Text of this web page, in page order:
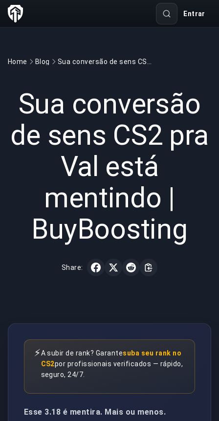
Entrar
Home Blog
Sua conversão
de sens CS2 pra
Val está
mentindo |
BuyBoosting
Share:
⚡A subir de rank? Garantesuba seu rank no
CS2por profissionais verificados — rápido,
seguro, 24/7.
Esse 3.18 é mentira. Mais ou menos.